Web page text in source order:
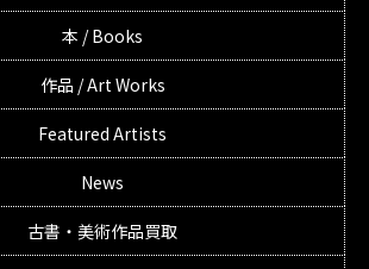
本 / Books
作品 / Art Works
Featured Artists
News
古書・美術作品買取